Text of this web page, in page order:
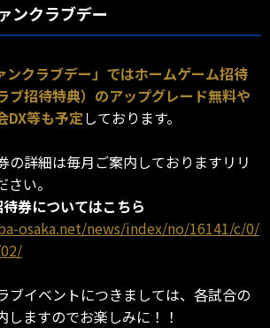
ンクラブデー
ンクラブデー」ではホームゲーム招待
ブ招待特典）のアップグレード無料や
DX等も予定しております。
の詳細は毎月ご案内しておりますリリ
い。
券についてはこちら
osaka.net/news/index/no/16141/c/0/
ブイベントにつきましては、各試合の
しますのでお楽しみに！！